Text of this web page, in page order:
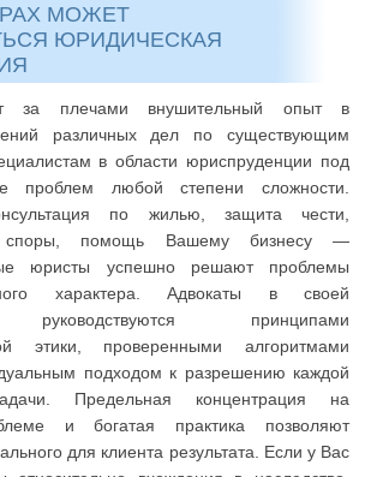
МОЖЕТ
ЮРИДИЧЕСКАЯ
за плечами внушительный опыт в
различных дел по существующим
в области юриспруденции под
проблем любой степени сложности.
по жилью, защита чести,
споры, помощь Вашему бизнесу —
юристы успешно решают проблемы
характера. Адвокаты в своей
руководствуются принципами
этики, проверенными алгоритмами
подходом к разрешению каждой
Предельная концентрация на
и богатая практика позволяют
для клиента результата. Если у Вас